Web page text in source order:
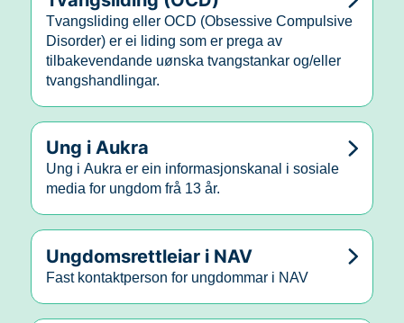
Tvangsliding eller OCD (Obsessive Compulsive
Disorder) er ei liding som er prega av
tilbakevendande uønska tvangstankar og/eller
tvangshandlingar.
Ung i Aukra
Ung i Aukra er ein informasjonskanal i sosiale
media for ungdom frå 13 år.
Ungdomsrettleiar i NAV
Fast kontaktperson for ungdommar i NAV